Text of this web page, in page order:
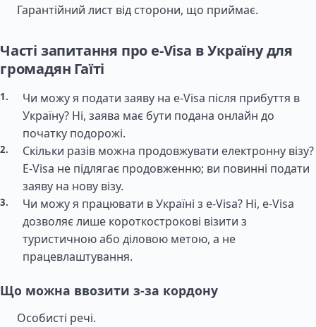
Гарантійний лист від сторони, що приймає.
Часті запитання про e-Visa в Україну для
громадян Гаїті
Чи можу я подати заяву на e-Visa після прибуття в
Україну? Ні, заява має бути подана онлайн до
початку подорожі.
Скільки разів можна продовжувати електронну візу?
E-Visa не підлягає продовженню; ви повинні подати
заяву на нову візу.
Чи можу я працювати в Україні з e-Visa? Ні, e-Visa
дозволяє лише короткострокові візити з
туристичною або діловою метою, а не
працевлаштування.
Що можна ввозити з-за кордону
Особисті речі.